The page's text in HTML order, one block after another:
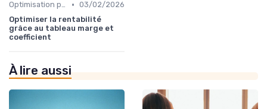
Optimisation processus • 03/02/2026
Optimiser la rentabilité
grâce au tableau marge et
coefficient
À lire aussi